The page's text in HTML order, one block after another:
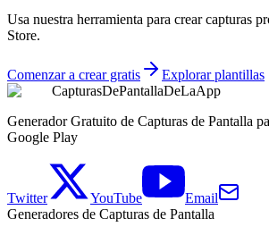
Usa nuestra herramienta para crear capturas
Store.
Comenzar a crear gratis
Explorar plantillas
CapturasDePantallaDeLaApp
Generador Gratuito de Capturas de Pantalla
Google Play
Twitter YouTube
Email
Generadores de Capturas de Pantalla